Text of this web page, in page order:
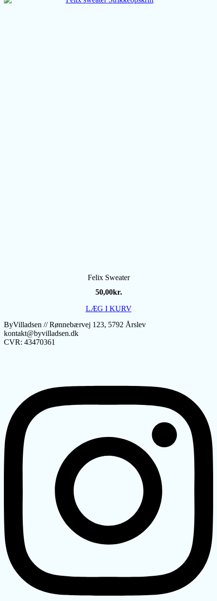
Felix Sweater
50,00kr.
LÆG I KURV
ByVilladsen // Rønnebærvej 123, 5792 Årslev
kontakt@byvilladsen.dk
CVR: 43470361